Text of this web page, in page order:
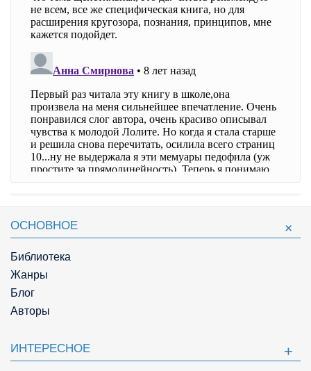
ОСНОВНОЕ
Библиотека
Жанры
Блог
Авторы
ИНТЕРЕСНОЕ